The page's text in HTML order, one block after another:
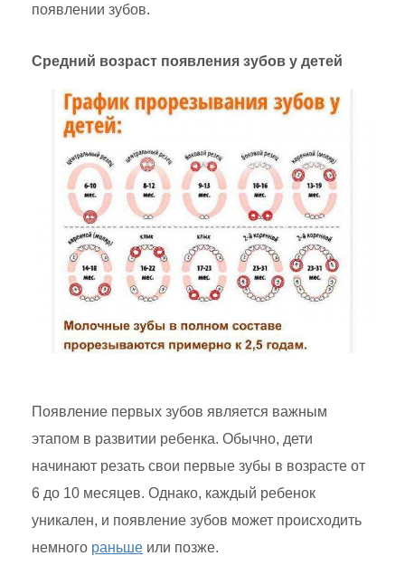
появлении зубов.
Средний возраст появления зубов у детей
Появление первых зубов является важным
этапом в развитии ребенка. Обычно, дети
начинают резать свои первые зубы в возрасте от
6 до 10 месяцев. Однако, каждый ребенок
уникален, и появление зубов может происходить
немного раньше или позже.